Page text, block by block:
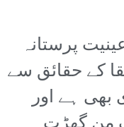
پرستانہ
کے حقائق سے
بھی ہے اور